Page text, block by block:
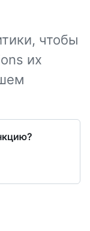
чтобы
их